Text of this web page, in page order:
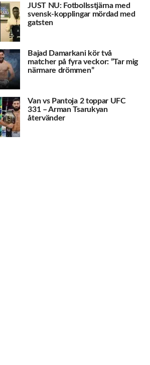
JUST NU: Fotbollsstjärna med
svensk-kopplingar mördad med
gatsten
Bajad Damarkani kör två
matcher på fyra veckor: ”Tar mig
närmare drömmen”
Van vs Pantoja 2 toppar UFC
331 – Arman Tsarukyan
återvänder